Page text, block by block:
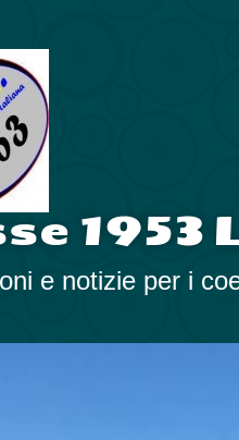
e notizie per i